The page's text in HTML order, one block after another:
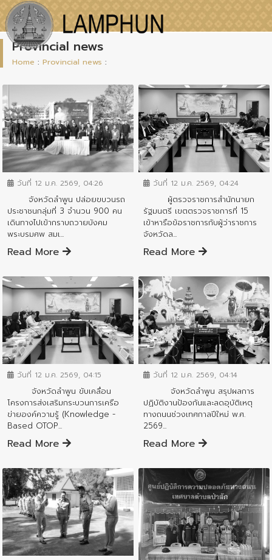
Provincial news
Home : Provincial news :
ข่าวสารจังหวัด
วันที่ 12 ม.ค. 2569, 04:26
จังหวัดลำพูน ปล่อยขบวนรถ
ประชาชนกลุ่มที่ 3 จำนวน 900 คน
เดินทางไปเข้ากราบถวายบังคม
พระบรมศพ สมเ...
Read More
ข่าวสารจังหวัด
วันที่ 12 ม.ค. 2569, 04:24
ผู้ตรวจราชการสำนักนายก
รัฐมนตรี เขตตรวจราชการที่ 15
เข้าหารือข้อราชการกับผู้ว่าราชการ
จังหวัดล...
Read More
ข่าวสารจังหวัด
วันที่ 12 ม.ค. 2569, 04:15
จังหวัดลำพูน ขับเคลื่อน
โครงการส่งเสริมกระบวนการเครือ
ข่ายองค์ความรู้ (Knowledge -
Based OTOP...
Read More
ข่าวสารจังหวัด
วันที่ 12 ม.ค. 2569, 04:14
จังหวัดลำพูน สรุปผลการ
ปฏิบัติงานป้องกันและลดอุบัติเหตุ
ทางถนนช่วงเทศกาลปีใหม่ พ.ศ.
2569...
Read More
ข่าวสารจังหวัด
ข่าวสารจังหวัด